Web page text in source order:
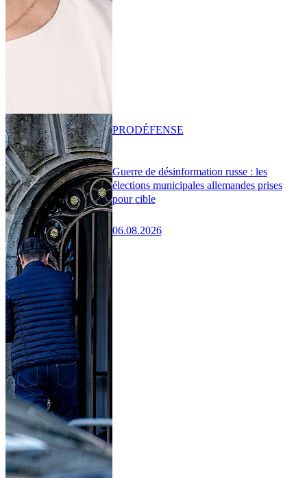
Guerre de désinformation russe : les
élections municipales allemandes prises
pour cible
06.08.2026
PRODÉFENSE